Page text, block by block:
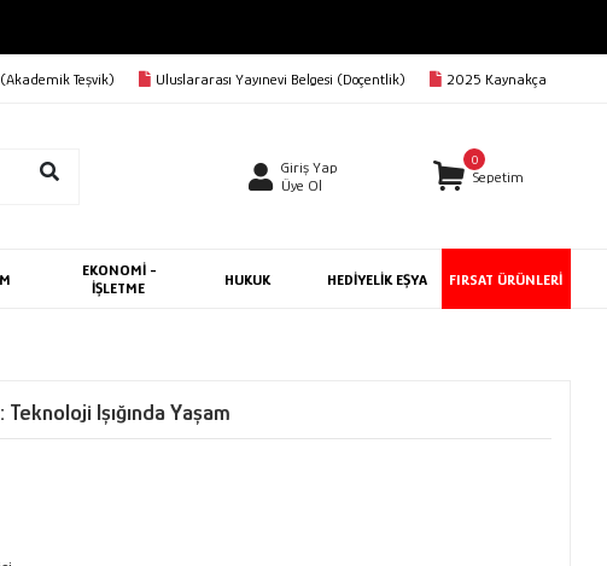
Teşvik) Uluslararası Yayınevi Belgesi (Doçentlik) 2025 Kaynakça
Giriş Yap
Üye Ol
0
Sepetim
EKONOMİ -
İŞLETME
HUKUK HEDİYELİK EŞYA FIRSAT ÜRÜNLERİ
Işığında Yaşam